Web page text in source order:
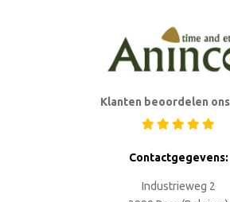
Klanten beoordelen
Contactgegevens:
Industrieweg 2